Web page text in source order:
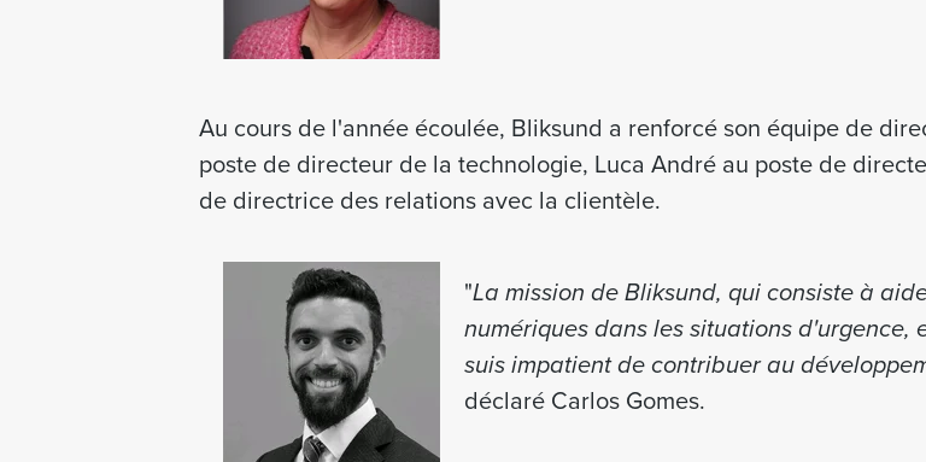
Au cours de l'année écoulée, Bliksund a renforcé son équipe de
poste de directeur de la technologie, Luca André au poste de
de directrice des relations avec la clientèle.
"La mission de Bliksund, qui consiste à
numériques dans les situations
suis impatient de contribuer au
déclaré Carlos Gomes.